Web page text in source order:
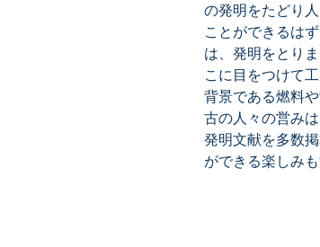
の発明をたどり
ことができるは
は、発明をとり
こに目をつけて
背景である燃料
古の人々の営み
発明文献を多数
ができる楽しみも